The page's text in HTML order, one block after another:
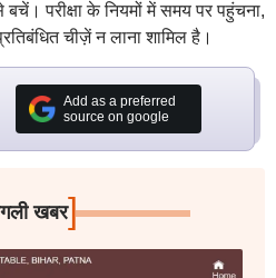
परीक्षा के नियमों में समय पर पहुंचना,
चीज़ें न लाना शामिल है।
Add as a preferred
source on google
खबर]